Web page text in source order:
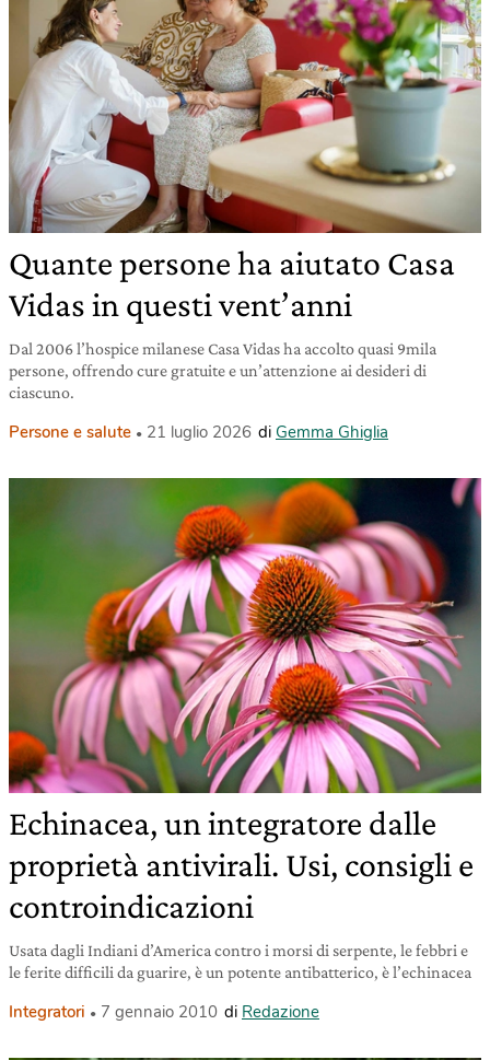
Quante persone ha aiutato Casa
Vidas in questi vent’anni
Dal 2006 l’hospice milanese Casa Vidas ha accolto quasi 9mila
persone, offrendo cure gratuite e un’attenzione ai desideri di
ciascuno.
Persone e salute 21 luglio 2026 di Gemma Ghiglia
Echinacea, un integratore dalle
proprietà antivirali. Usi, consigli e
controindicazioni
Usata dagli Indiani d’America contro i morsi di serpente, le febbri e
le ferite difficili da guarire, è un potente antibatterico, è l’echinacea
Integratori 7 gennaio 2010 di Redazione